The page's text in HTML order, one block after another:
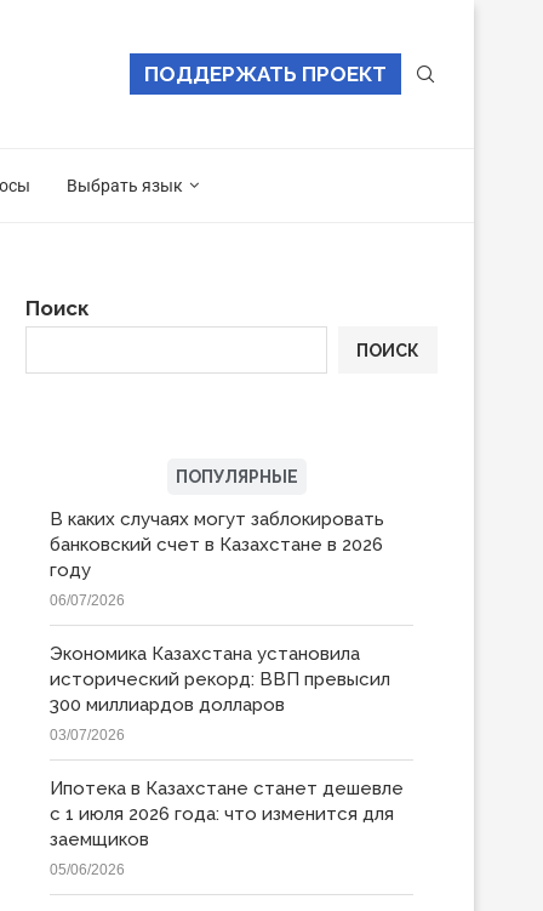
ПОДДЕРЖАТЬ ПРОЕКТ
Выбрать язык
Поиск
ПОИСК
ПОПУЛЯРНЫЕ
В каких случаях могут заблокировать
банковский счет в Казахстане в 2026
году
06/07/2026
Экономика Казахстана установила
исторический рекорд: ВВП превысил
300 миллиардов долларов
03/07/2026
Ипотека в Казахстане станет дешевле
с 1 июля 2026 года: что изменится для
заемщиков
05/06/2026